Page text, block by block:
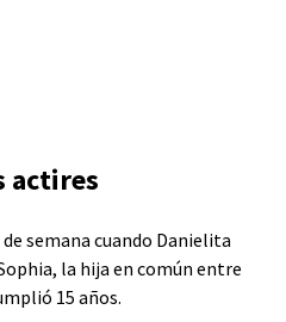
actires
semana cuando Danielita
la hija en común entre
15 años.